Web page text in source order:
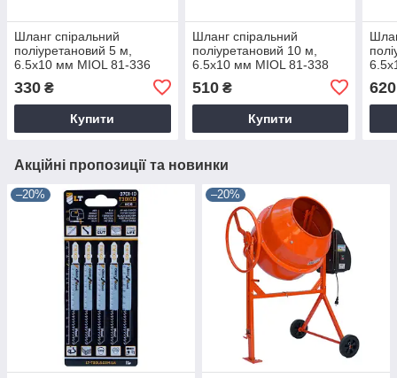
Шланг спіральний
поліуретановий 5 м,
6.5х10 мм MIOL 81-336
330 ₴
Купити
Шланг спіральний
поліуретановий 10 м,
6.5х10 мм MIOL 81-338
510₴
Купити
620
Акційні пропозиції та новинки
–20% –20%